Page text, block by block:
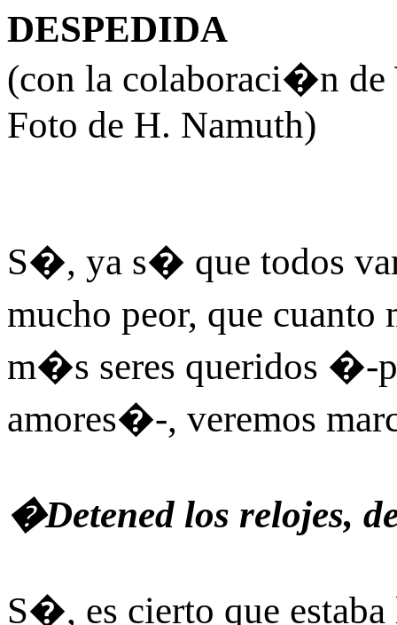
DESPEDIDA
(con la colaboraci�n de
Foto de H. Namuth)
S�, ya s� que todos
mucho peor, que
m�s seres queridos �-
amores�-, veremos
�Detened los relojes,
S�, es cierto que